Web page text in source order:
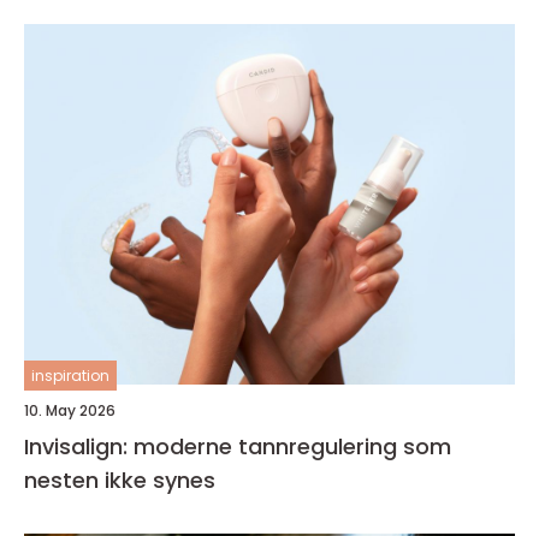
inspiration
10. May 2026
Invisalign: moderne tannregulering som
nesten ikke synes